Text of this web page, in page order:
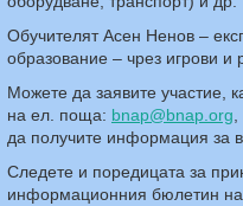
Обучителят Асен Ненов –
образование – чрез игрови и
Можете да заявите участие,
на ел. поща: bnap@bnap.org
да получите информация за
Следете и поредицата за
информационния бюлетин